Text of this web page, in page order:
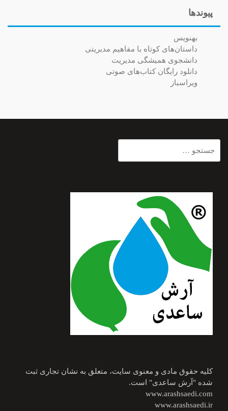
پیوندها
بهنویس
داستان‌های کوتاه با مفاهیم مدیریتی
دانشجوی همیشگی مدیریت
دانلود رایگان کتاب‌های صوتی
ویراسباز
برای:
کلیه حقوق مادی و معنوی سایت، متعلق به نشان تجاری ثبت
شده "آرش ساعدی" است.
www.arashsaedi.com
www.arashsaedi.ir